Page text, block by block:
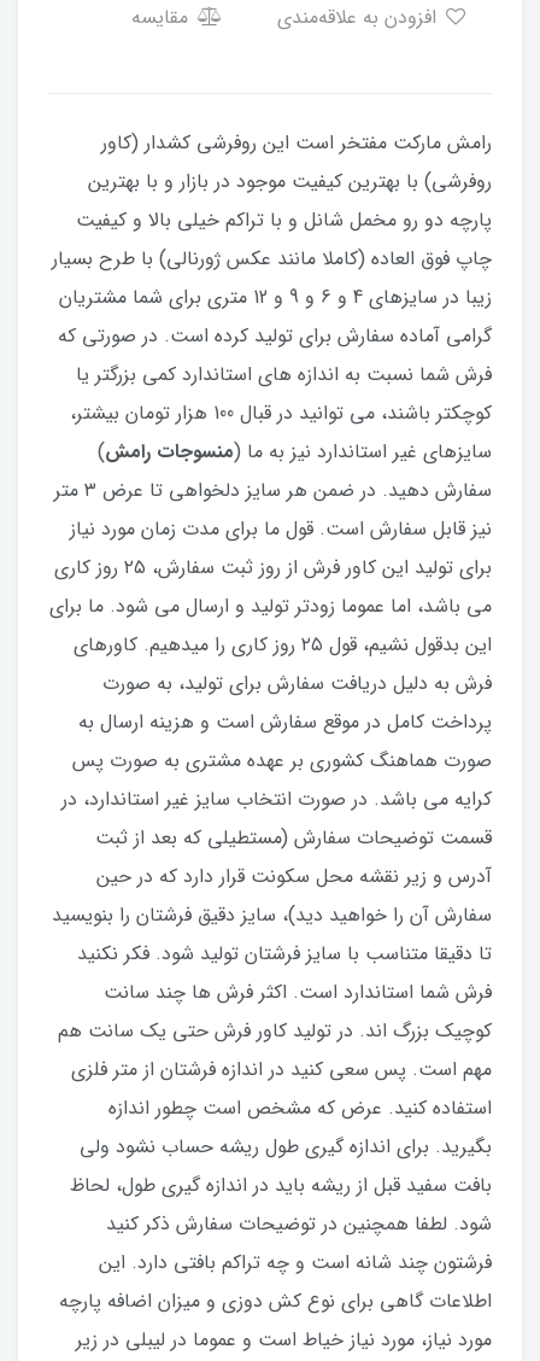
مقایسه
رامش مارکت مفتخر است این روفرشی کشدار (کاور
روفرشی) با بهترین کیفیت موجود در بازار و با بهترین
پارچه دو رو مخمل شانل و با تراکم خیلی بالا و کیفیت
چاپ فوق العاده (کاملا مانند عکس ژورنالی) با طرح بسیار
زیبا در سایزهای 4 و 6 و 9 و 12 متری برای شما مشتریان
گرامی آماده سفارش برای تولید کرده است. در صورتی که
فرش شما نسبت به اندازه های استاندارد کمی بزرگتر یا
کوچکتر باشند، می توانید در قبال 100 هزار تومان بیشتر،
سایزهای غیر استاندارد نیز به ما (منسوجات رامش)
سفارش دهید. در ضمن هر سایز دلخواهی تا عرض ۳ متر
نیز قابل سفارش است. قول ما برای مدت زمان مورد نیاز
برای تولید این کاور فرش از روز ثبت سفارش، ۲۵ روز کاری
می باشد، اما عموما زودتر تولید و ارسال می شود. ما برای
این بدقول نشیم، قول ۲۵ روز کاری را میدهیم. کاورهای
فرش به دلیل دریافت سفارش برای تولید، به صورت
پرداخت کامل در موقع سفارش است و هزینه ارسال به
صورت هماهنگ کشوری بر عهده مشتری به صورت پس
کرایه می باشد. در صورت انتخاب سایز غیر استاندارد، در
قسمت توضیحات سفارش (مستطیلی که بعد از ثبت
آدرس و زیر نقشه محل سکونت قرار دارد که در حین
سفارش آن را خواهید دید)، سایز دقیق فرشتان را بنویسید
تا دقیقا متناسب با سایز فرشتان تولید شود. فکر نکنید
فرش شما استاندارد است. اکثر فرش ها چند سانت
کوچیک بزرگ اند. در تولید کاور فرش حتی یک سانت هم
مهم است. پس سعی کنید در اندازه فرشتان از متر فلزی
استفاده کنید‌. عرض که مشخص است چطور اندازه
بگیرید. برای اندازه گیری طول ریشه حساب نشود ولی
بافت سفید قبل از ریشه باید در اندازه گیری طول، لحاظ
شود. لطفا همچنین در توضیحات سفارش ذکر کنید
فرشتون چند شانه است و چه تراکم بافتی دارد. این
اطلاعات گاهی برای نوع کش دوزی و میزان اضافه پارچه
مورد نیاز، مورد نیاز خیاط است و عموما در لیبلی در زیر